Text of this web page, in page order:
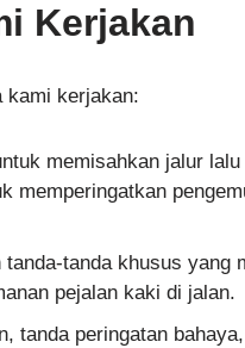
Kerjakan
kami kerjakan:
memisahkan jalur
memperingatkan
tanda khusus yang
pejalan kaki di jalan.
tanda peringatan